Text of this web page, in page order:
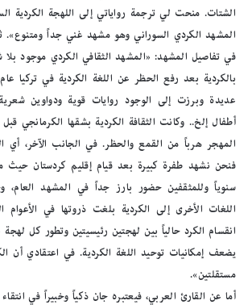
الشتات. منحت لي ترجمة رواياتي إلى اللهجة الكردية
المشهد الكردي السوراني وهو مشهد غني جداً
في تفاصيل المشهد: «المشهد الثقافي الكردي موجود
عديدة وبرزت إلى الوجود روايات قوية ودواوين
أطفال إلخ.. وكانت الثقافة الكردية بشقها الكرمانجي
المهجر هرباً من القمع والحظر. في الجانب الآخر، أي
فنحن نشهد طفرة كبيرة بعد قيام إقليم كردستان حيث
سنوياً وللمثقفين حضور بارز جداً في المشهد
اللغات الأخرى إلى الكردية بلغت ذروتها في الأعوام
انقسام الكرد حالياً بين لهجتين رئيسيتين وتطور كل
يضعف إمكانيات توحيد اللغة الكردية. في اعتقادي أن
مستقلتين».
أما عن القارئ العربي، فيعتبره جان ذكياً وخبيراً في